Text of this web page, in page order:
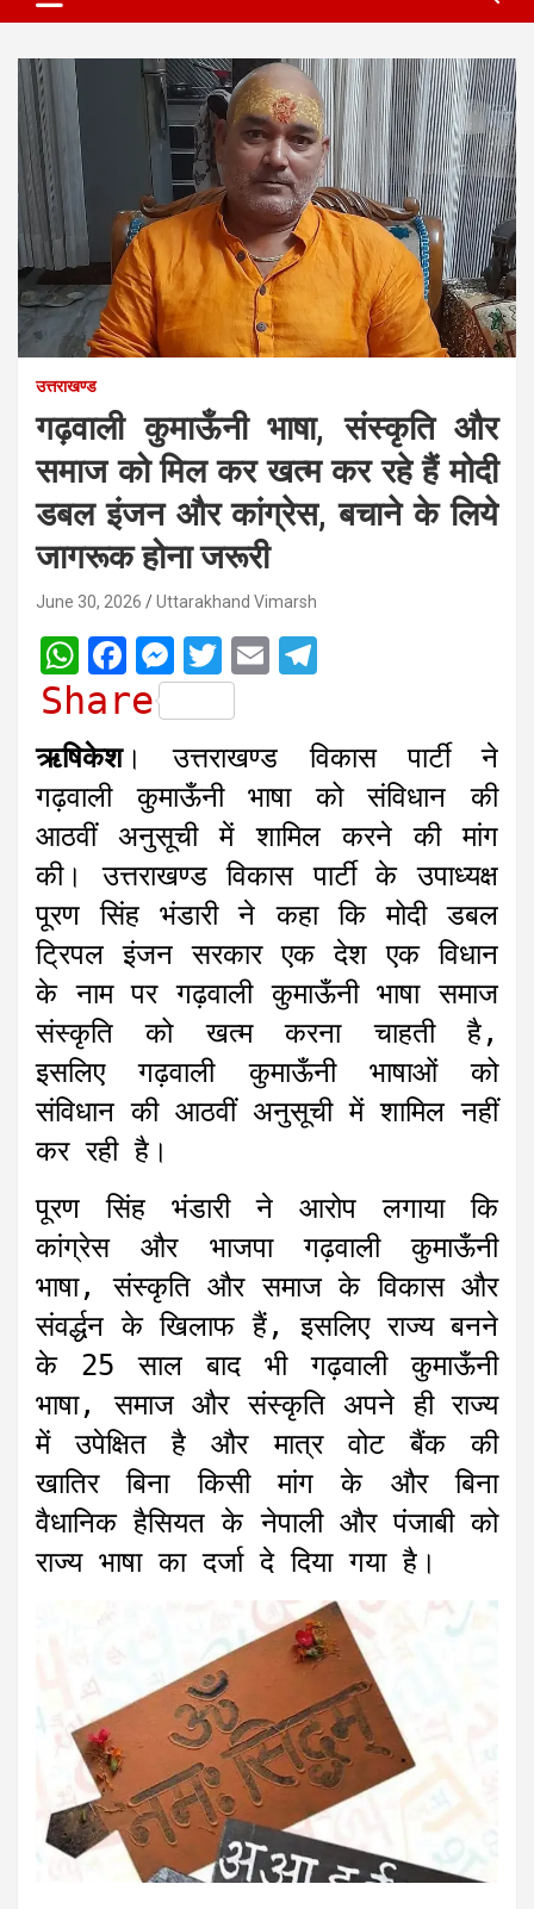
उत्तराखण्ड
गढ़वाली कुमाऊँनी भाषा, संस्कृति और
समाज को मिल कर खत्म कर रहे हैं मोदी
डबल इंजन और कांग्रेस, बचाने के लिये
जागरूक होना जरूरी
June 30, 2026 Uttarakhand Vimarsh
W
h
a
t
s
A
p
F
a
e
b
o
o
k
M
e
s
s
e
n
g
e
r
T
w
i
t
t
e
r
E
i
l
l
e
g
r
a
m
Share
ऋषिकेश। उत्तराखण्ड विकास पार्टी ने
गढ़वाली कुमाऊँनी भाषा को संविधान की
आठवीं अनुसूची में शामिल करने की मांग
की। उत्तराखण्ड विकास पार्टी के उपाध्यक्ष
पूरण सिंह भंडारी ने कहा कि मोदी डबल
ट्रिपल इंजन सरकार एक देश एक विधान
के नाम पर गढ़वाली कुमाऊँनी भाषा समाज
संस्कृति को खत्म करना चाहती है,
इसलिए गढ़वाली कुमाऊँनी भाषाओं को
संविधान की आठवीं अनुसूची में शामिल नहीं
कर रही है।
पूरण सिंह भंडारी ने आरोप लगाया कि
कांग्रेस और भाजपा गढ़वाली कुमाऊँनी
भाषा, संस्कृति और समाज के विकास और
संवर्द्धन के खिलाफ हैं, इसलिए राज्य बनने
के 25 साल बाद भी गढ़वाली कुमाऊँनी
भाषा, समाज और संस्कृति अपने ही राज्य
में उपेक्षित है और मात्र वोट बैंक की
खातिर बिना किसी मांग के और बिना
वैधानिक हैसियत के नेपाली और पंजाबी को
राज्य भाषा का दर्जा दे दिया गया है।